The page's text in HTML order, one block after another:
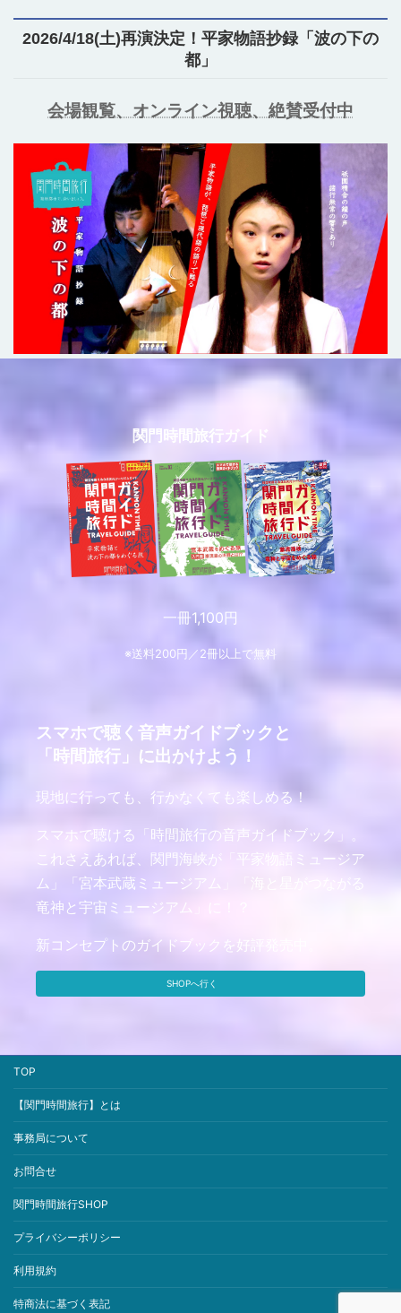
2026/4/18(土)再演決定！平家物語抄録「波の下の
都」
会場観覧、オンライン視聴、絶賛受付中
関門時間旅行ガイド
一冊1,100円
※送料200円／2冊以上で無料
スマホで聴く音声ガイドブックと
「時間旅行」に出かけよう！
現地に行っても、行かなくても楽しめる！
スマホで聴ける「時間旅行の音声ガイドブック」。
これさえあれば、関門海峡が「平家物語ミュージア
ム」「宮本武蔵ミュージアム」「海と星がつながる
竜神と宇宙ミュージアム」に！？
新コンセプトのガイドブックを好評発売中。
SHOPへ行く
TOP
【関門時間旅行】とは
事務局について
お問合せ
関門時間旅行SHOP
プライバシーポリシー
利用規約
特商法に基づく表記